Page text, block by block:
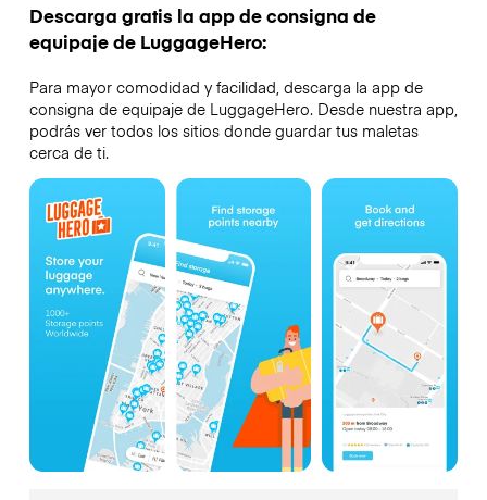
Descarga gratis la app de consigna de
equipaje de LuggageHero:
Para mayor comodidad y facilidad, descarga la app de
consigna de equipaje de LuggageHero. Desde nuestra app,
podrás ver todos los sitios donde guardar tus maletas
cerca de ti.